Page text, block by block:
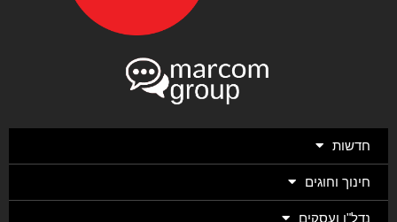
חדשות
חינוך וחוגים
נדל"ן ועסקים